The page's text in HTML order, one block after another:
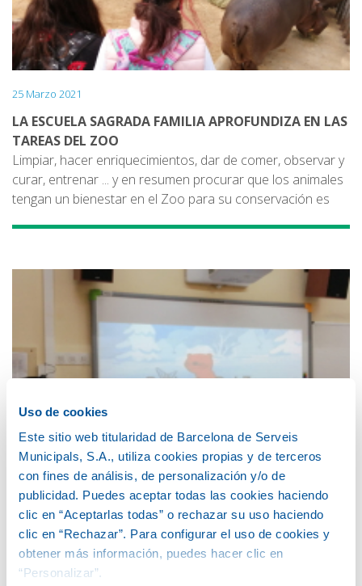
Uso de cookies
Este sitio web titularidad de Barcelona de Serveis
Municipals, S.A., utiliza cookies propias y de terceros
con fines de análisis, de personalización y/o de
publicidad. Puedes aceptar todas las cookies haciendo
clic en “Aceptarlas todas” o rechazar su uso haciendo
clic en “Rechazar”. Para configurar el uso de cookies y
obtener más información, puedes hacer clic en
“Personalizar”.
25 Marzo 2021
LA ESCUELA SAGRADA FAMILIA APROFUNDIZA EN LAS
TAREAS DEL ZOO
Limpiar, hacer enriquecimientos, dar de comer, observar y
curar, entrenar ... y en resumen procurar que los animales
tengan un bienestar en el Zoo para su conservación es
veterinaria y el almacén.
Para conservar especies también se deben hacer
población en general. Si no se conocen los problemas no
se pueden solucionar. Esta es la segunda tarea:
concienciar a la población.
23 Marzo 2021
PAU CLARIS: PROYECTO ZOO